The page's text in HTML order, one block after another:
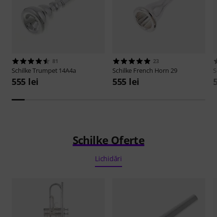
81
SchilkeTrumpet 14A4a
555 lei
23
Schilke French Horn 29
555 lei
Schilke Oferte
Lichidări